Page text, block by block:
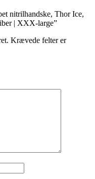
nitrilhandske, Thor Ice,
| XXX-large”
Krævede felter er